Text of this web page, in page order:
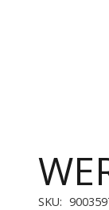
SKU: